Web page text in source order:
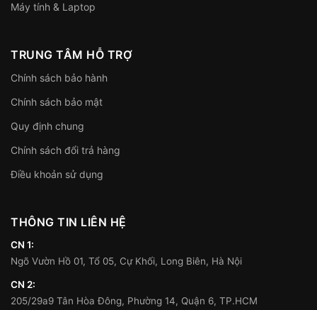
Máy tính & Laptop
TRUNG TÂM HỖ TRỢ
Chính sách bảo hành
Chính sách bảo mật
Quy định chung
Chính sách đổi trả hàng
Điều khoản sử dụng
THÔNG TIN LIÊN HỆ
CN 1:
Ngõ Vườn Hồ 01, Tổ 05, Cự Khối, Long Biên, Hà Nội
CN 2:
205/29a9 Tân Hòa Đông, Phường 14, Quận 6, TP.HCM